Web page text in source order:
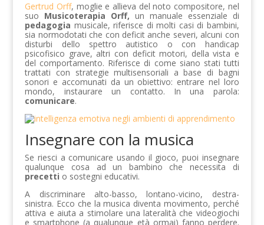
Gertrud Orff, moglie e allieva del noto compositore, nel
suo Musicoterapia Orff, un manuale essenziale di
pedagogia musicale, riferisce di molti casi di bambini,
sia normodotati che con deficit anche severi, alcuni con
disturbi dello spettro autistico o con handicap
psicofisico grave, altri con deficit motori, della vista e
del comportamento. Riferisce di come siano stati tutti
trattati con strategie multisensoriali a base di bagni
sonori e accomunati da un obiettivo: entrare nel loro
mondo, instaurare un contatto. In una parola:
comunicare.
Insegnare con la musica
Se riesci a comunicare usando il gioco, puoi insegnare
qualunque cosa ad un bambino che necessita di
precetti o sostegni educativi.
A discriminare alto-basso, lontano-vicino, destra-
sinistra. Ecco che la musica diventa movimento, perché
attiva e aiuta a stimolare una lateralità che videogiochi
e smartphone (a qualunque età ormai) fanno perdere.